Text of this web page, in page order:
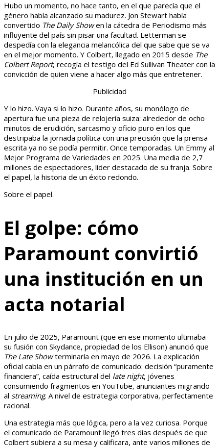
Hubo un momento, no hace tanto, en el que parecía que el
género había alcanzado su madurez. Jon Stewart había
convertido The Daily Showen la cátedra de Periodismo más
influyente del país sin pisar una facultad. Letterman se
despedía con la elegancia melancólica del que sabe que se va
en el mejor momento. Y Colbert, llegado en 2015 desde The
Colbert Report, recogía el testigo del Ed Sullivan Theater con la
convicción de quien viene a hacer algo más que entretener.
Publicidad
Y lo hizo. Vaya si lo hizo. Durante años, su monólogo de
apertura fue una pieza de relojería suiza: alrededor de ocho
minutos de erudición, sarcasmo y oficio puro en los que
destripaba la jornada política con una precisión que la prensa
escrita ya no se podía permitir. Once temporadas. Un Emmy al
Mejor Programa de Variedades en 2025. Una media de 2,7
millones de espectadores, líder destacado de su franja. Sobre
el papel, la historia de un éxito redondo.
Sobre el papel.
El golpe: cómo
Paramount convirtió
una institución en un
acta notarial
En julio de 2025, Paramount (que en ese momento ultimaba
su fusión con Skydance, propiedad de los Ellison) anunció que
The Late Showterminaría en mayo de 2026. La explicación
oficial cabía en un párrafo de comunicado: decisión “puramente
financiera”, caída estructural del late night, jóvenes
consumiendo fragmentos en YouTube, anunciantes migrando
al streaming. A nivel de estrategia corporativa, perfectamente
racional.
Una estrategia más que lógica, pero a la vez curiosa. Porque
el comunicado de Paramount llegó tres días después de que
Colbert subiera a su mesa y calificara, ante varios millones de